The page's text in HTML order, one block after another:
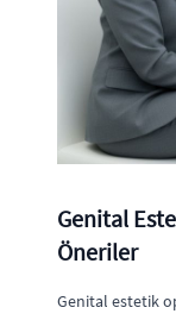
Genital
Öneriler
Genital estetik